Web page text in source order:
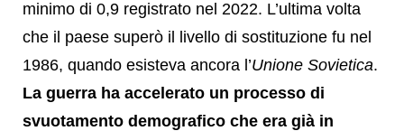
minimo di 0,9 registrato nel 2022. L’ultima volta
che il paese superò il livello di sostituzione fu nel
1986, quando esisteva ancora l’Unione Sovietica.
La guerra ha accelerato un processo di
svuotamento demografico che era già in